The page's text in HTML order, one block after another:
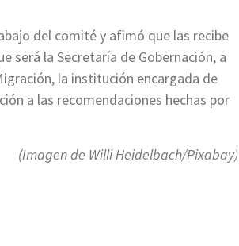
del comité y afimó que las recibe
será la Secretaría de Gobernación, a
la institución encargada de
a las recomendaciones hechas por
(Imagen de Willi Heidelbach/Pixabay)